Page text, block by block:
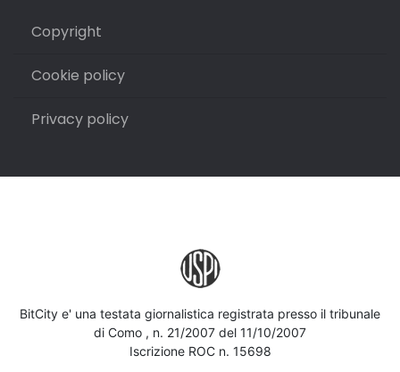
Copyright
Cookie policy
Privacy policy
BitCity e' una testata giornalistica registrata presso il tribunale
di Como , n. 21/2007 del 11/10/2007
Iscrizione ROC n. 15698